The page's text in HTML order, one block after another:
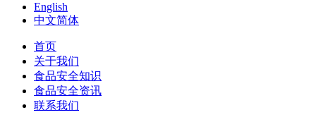
English
中文简体
首页
关于我们
食品安全知识
食品安全资讯
联系我们